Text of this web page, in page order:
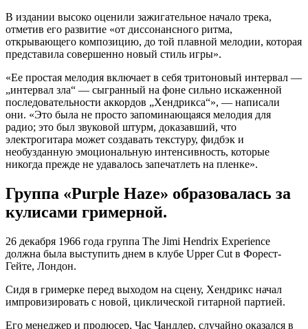
В издании высоко оценили зажигательное начало трека,
отметив его развитие «от диссонансного ритма,
открывающего композицию, до той плавной мелодии, которая
представила совершенно новый стиль игры».
«Ее простая мелодия включает в себя тритоновый интервал —
„интервал зла“ — сыгранный на фоне сильно искаженной
последовательности аккордов „Хендрикса“», — написали
они. «Это была не просто запоминающаяся мелодия для
радио; это был звуковой штурм, доказавший, что
электрогитара может создавать текстуру, фидбэк и
необузданную эмоциональную интенсивность, которые
никогда прежде не удавалось запечатлеть на пленке».
Группа «Purple Haze» образовалась за
кулисами гримерной.
26 декабря 1966 года группа The Jimi Hendrix Experience
должна была выступить днем в клубе Upper Cut в Форест-
Гейте, Лондон.
Сидя в гримерке перед выходом на сцену, Хендрикс начал
импровизировать с новой, циклической гитарной партией.
Его менеджер и продюсер, Час Чандлер, случайно оказался в